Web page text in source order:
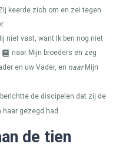
keerde zich om en zei tegen
niet vast, want Ik ben nog niet
naar Mijn broeders en zeg
en uw Vader, en naarMijn
de discipelen dat zij de
gezegd had.
de tien